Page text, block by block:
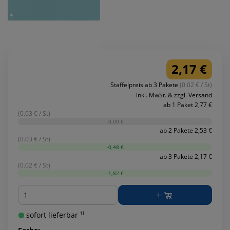
2,17 €
Staffelpreis ab 3 Pakete (0.02 € / St)
inkl. MwSt. & zzgl. Versand
ab 1 Paket 2,77 €
(0.03 € / St)
-0,00 €
ab 2 Pakete 2,53 €
(0.03 € / St)
-0,48 €
ab 3 Pakete 2,17 €
(0.02 € / St)
-1,82 €
Menge
sofort lieferbar ¹⁾